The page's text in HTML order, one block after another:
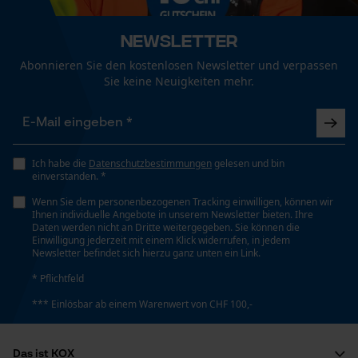
2-5 Jahre, abhängig von der Arbeitsumgebung und
Einsatzbedingungen
Lieferumfang
1 x 3M Peltor Forsthelm Ersatz G3000M
Optik/Muster
Unifarben
Technische Spezifikationen
Herstellungsdatum nehmen.
Weitere Bewertungen anzeigen
Newsletter
Abonnieren Sie den kostenlosen Newsletter und verpassen
Sie keine Neuigkeiten mehr.
Ich habe die Datenschutzbestimmungen gelesen und bin
einverstanden. *
Wenn Sie dem personenbezogenen Tracking einwilligen, können wir
Ihnen individuelle Angebote in unserem Newsletter bieten. Ihre
Daten werden nicht an Dritte weitergegeben. Sie können die
Einwilligung jederzeit mit einem Klick widerrufen, in jedem
Newsletter befindet sich hierzu ganz unten ein Link.
* Pflichtfeld
*** Einlösbar ab einem Warenwert von CHF 100,-
Das ist KOX
Loop54 Personalization
Personalisierte Startseite
Gespeicherter Warenkorb
Persönliche Begrüßung
YouTube-Videos
Google Maps